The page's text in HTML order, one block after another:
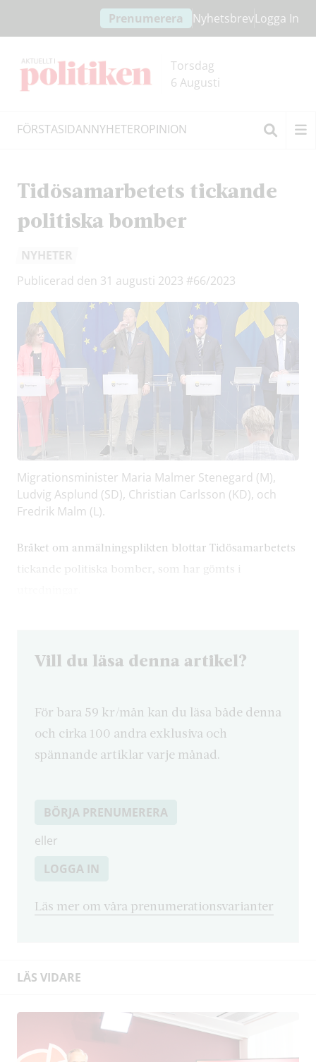
innehållet
headern
Prenumerera NyhetsbrevLogga In
Torsdag
6 Augusti
FÖRSTASIDANNYHETEROPINION
Tidösamarbetets tickande
politiska bomber
NYHETER
Publicerad den 31 augusti 2023 #66/2023
Migrationsminister Maria Malmer Stenegard (M),
Ludvig Asplund (SD), Christian Carlsson (KD), och
Fredrik Malm (L).
Bråket om anmälningsplikten blottar Tidösamarbetets
tickande politiska bomber, som har gömts i
Vill du läsa denna artikel?
För bara 59 kr/mån kan du läsa både denna
och cirka 100 andra exklusiva och
spännande artiklar varje månad.
BÖRJA PRENUMERERA
eller
LOGGA IN
Läs mer om våra prenumerationsvarianter
LÄS VIDARE